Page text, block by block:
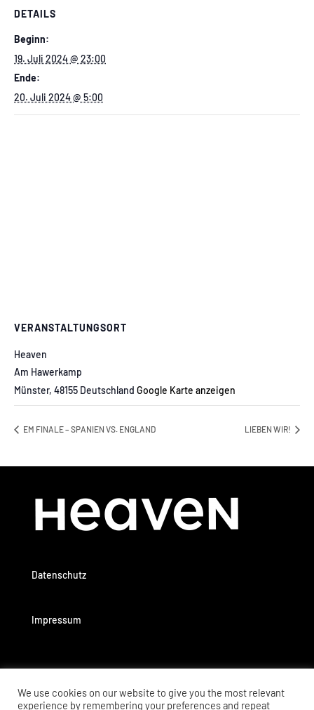
DETAILS
Beginn:
19. Juli 2024 @ 23:00
Ende:
20. Juli 2024 @ 5:00
VERANSTALTUNGSORT
Heaven
Am Hawerkamp
Münster, 48155 Deutschland Google Karte anzeigen
EM FINALE – SPANIEN VS. ENGLAND LIEBEN WIR!
Datenschutz
Impressum
We use cookies on our website to give you the most relevant
experience by remembering your preferences and repeat